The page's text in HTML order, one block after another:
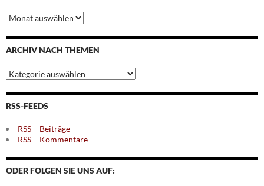
Archiv
nach
Monaten
ARCHIV NACH THEMEN
Archiv
nach
Themen
RSS-FEEDS
RSS – Beiträge
RSS – Kommentare
ODER FOLGEN SIE UNS AUF: